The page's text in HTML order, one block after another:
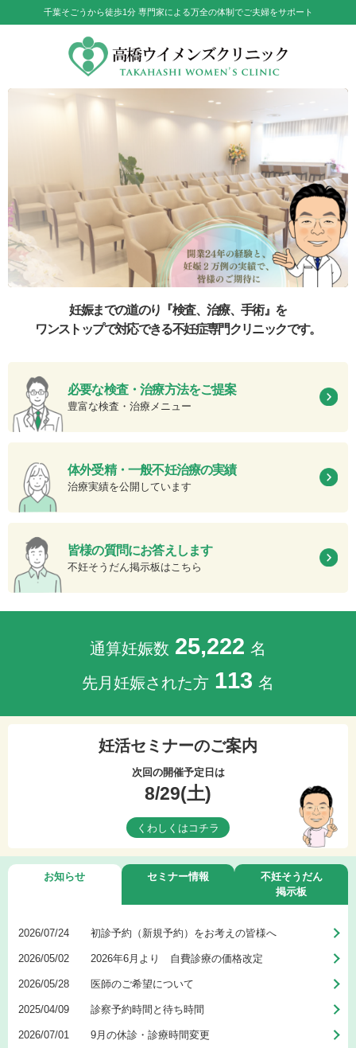
千葉そごうから徒歩1分 専門家による万全の体制でご夫婦をサポート
妊娠までの道のり『検査、治療、手術』を
ワンストップで対応できる不妊症専門クリニックです。
必要な検査・治療方法をご提案
豊富な検査・治療メニュー
体外受精・一般不妊治療の実績
治療実績を公開しています
皆様の質問にお答えします
不妊そうだん掲示板はこちら
通算妊娠数 25,222 名
先月妊娠された方 113 名
妊活セミナーのご案内
次回の開催予定日は
8/29(土)
くわしくはコチラ
お知らせ セミナー情報
不妊そうだん
掲示板
2026/07/24 初診予約（新規予約）をお考えの皆様へ
2026/05/02 2026年6月より 自費診療の価格改定
2026/05/28 医師のご希望について
2025/04/09 診察予約時間と待ち時間
2026/07/01 9月の休診・診療時間変更